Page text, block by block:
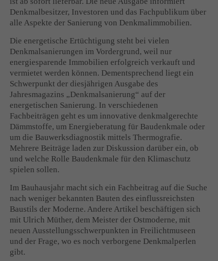
Drop us a line
info@yourdomain.com
About us
Lorem ipsum dolor sit amet, consectetuer adipiscing
elit.
Aenean commodo ligula eget dolor. Aenean massa. Cum
sociis natoque penatibus et magnis dis parturient montes,
nascetur ridiculus mus. Donec quam felis, ultricies nec.
Denkmalbesitzer, Investoren und das Fachpublikum über
alle Aspekte der Sanierung von Denkmalimmobilien.
Die energetische Ertüchtigung steht bei vielen
Denkmalsanierungen im Vordergrund, weil nur
energiesparende Immobilien erfolgreich verkauft und
vermietet werden können. Dementsprechend liegt ein
Schwerpunkt der diesjährigen Ausgabe des
Jahresmagazins „Denkmalsanierung“ auf der
energetischen Sanierung. In verschiedenen
Fachbeiträgen geht es um innovative denkmalgerechte
Dämmstoffe, um Energieberatung für Baudenkmale oder
um die Bauwerksdiagnostik mittels Thermografie.
Mehrere Beiträge laden zur Diskussion darüber ein, ob
und welche Rolle Baudenkmale für den Klimaschutz
spielen sollen.
Im Bauhausjahr macht sich ein Fachbeitrag auf die Suche
nach weniger bekannten Bauten des einflussreichsten
Baustils der Moderne. Andere Artikel beschäftigen sich
mit Ulrich Müther, dem Meister der Ostmoderne, mit
neuen Ausstellungsschwerpunkten in Freilichtmuseen
und der Frage, wo es noch verborgene Denkmalperlen
gibt.